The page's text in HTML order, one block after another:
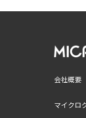
会社概要
マイクロ